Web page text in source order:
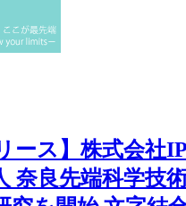
ース】株式会社
奈良先端科学技